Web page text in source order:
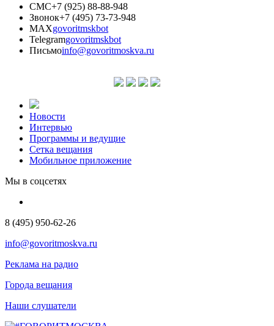
СМС+7 (925) 88-88-948
Звонок+7 (495) 73-73-948
MAXgovoritmskbot
Telegramgovoritmskbot
Письмоinfo@govoritmoskva.ru
Новости
Интервью
Программы и ведущие
Сетка вещания
Мобильное приложение
Мы в соцсетях
8 (495) 950-62-26
info@govoritmoskva.ru
Реклама на радио
Города вещания
Наши слушатели